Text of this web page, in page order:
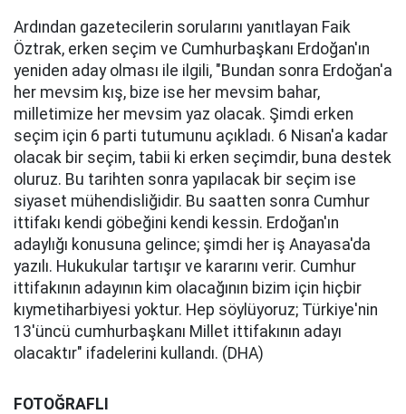
Ardından gazetecilerin sorularını yanıtlayan Faik
Öztrak, erken seçim ve Cumhurbaşkanı Erdoğan'ın
yeniden aday olması ile ilgili, "Bundan sonra Erdoğan'a
her mevsim kış, bize ise her mevsim bahar,
milletimize her mevsim yaz olacak. Şimdi erken
seçim için 6 parti tutumunu açıkladı. 6 Nisan'a kadar
olacak bir seçim, tabii ki erken seçimdir, buna destek
oluruz. Bu tarihten sonra yapılacak bir seçim ise
siyaset mühendisliğidir. Bu saatten sonra Cumhur
ittifakı kendi göbeğini kendi kessin. Erdoğan'ın
adaylığı konusuna gelince; şimdi her iş Anayasa'da
yazılı. Hukukular tartışır ve kararını verir. Cumhur
ittifakının adayının kim olacağının bizim için hiçbir
kıymetiharbiyesi yoktur. Hep söylüyoruz; Türkiye'nin
13'üncü cumhurbaşkanı Millet ittifakının adayı
olacaktır" ifadelerini kullandı. (DHA)
FOTOĞRAFLI